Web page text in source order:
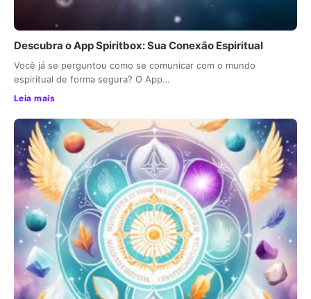
Descubra o App Spiritbox: Sua Conexão Espiritual
Você já se perguntou como se comunicar com o mundo
espiritual de forma segura? O App…
Leia mais